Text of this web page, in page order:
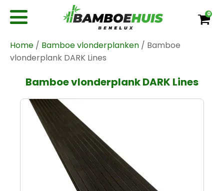
0
Home / Bamboe vlonderplanken / Bamboe
vlonderplank DARK Lines
Bamboe vlonderplank DARK Lines